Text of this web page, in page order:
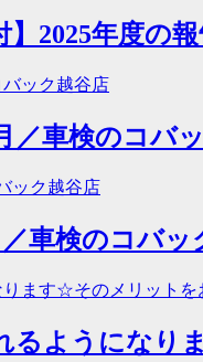
】2025年度の
／車検のコバ
車検のコバッ
るようにな